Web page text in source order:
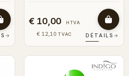
→
€ 10,00 HTVA
€ 12,10 TVAC DÉTAILS →